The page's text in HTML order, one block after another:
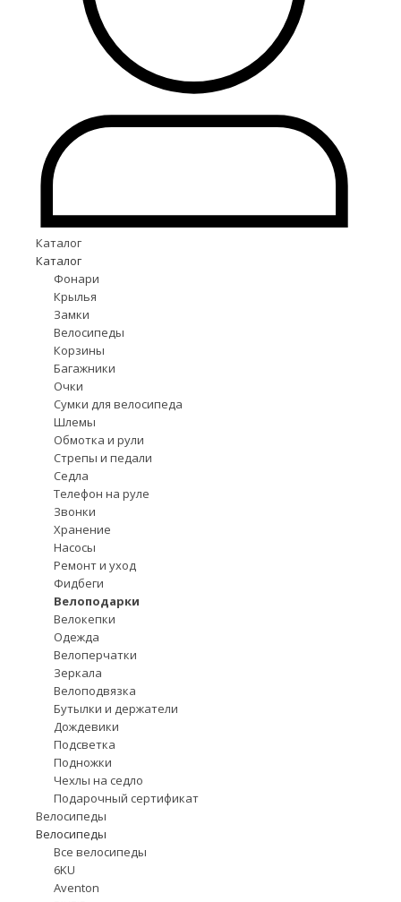
Каталог
Каталог
Фонари
Крылья
Замки
Велосипеды
Корзины
Багажники
Очки
Сумки для велосипеда
Шлемы
Обмотка и рули
Стрепы и педали
Седла
Телефон на руле
Звонки
Хранение
Насосы
Ремонт и уход
Фидбеги
Велоподарки
Велокепки
Одежда
Велоперчатки
Зеркала
Велоподвязка
Бутылки и держатели
Дождевики
Подсветка
Подножки
Чехлы на седло
Подарочный сертификат
Велосипеды
Велосипеды
Все велосипеды
6KU
Aventon